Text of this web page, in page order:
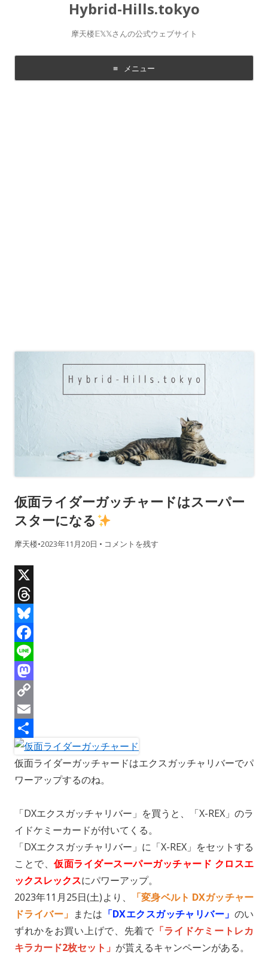
Hybrid-Hills.tokyo
摩天楼𝔼𝕏𝕏さんの公式ウェブサイト
メニュー
コ
仮面ライダーガッチャードはスーパー
スターになる
摩天楼•2023年11月20日 • コメントを残す
X
T
h
r
e
a
d
s
B
u
e
s
k
y
F
a
c
e
b
o
o
k
L
n
e
M
a
s
t
o
d
C
o
p
y
L
E
m
a
共
有
仮面ライダーガッチャードはエクスガッチャリバーでパ
ワーアップするのね。
「DXエクスガッチャリバー」を買うと、「X-REX」のラ
イドケミーカードが付いてくる。
「DXエクスガッチャリバー」に「X-REX」をセットする
ことで、 仮面ライダースーパーガッチャード クロスエ
ックスレックスにパワーアップ。
2023年11月25日(土)より、
「変身ベルト DXガッチャー
ドライバー」 または 「DXエクスガッチャリバー」 のい
ずれかをお買い上げで、先着で 「ライドケミートレカ
キラカード2枚セット」 が貰えるキャンペーンがある。